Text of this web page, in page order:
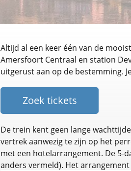
Altijd al een keer één van de
Amersfoort Centraal en station
uitgerust aan op de bestemming.
Zoek tickets
De trein kent geen lange
vertrek aanwezig te zijn op het
met een hotelarrangement. De 5-
anders vermeld). Het